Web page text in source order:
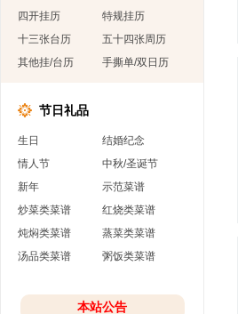
四开挂历
特规挂历
十三张台历
五十四张周历
其他挂/台历
手撕单/双日历
节日礼品
生日
结婚纪念
情人节
中秋/圣诞节
新年
示范菜谱
炒菜类菜谱
红烧类菜谱
炖焖类菜谱
蒸菜类菜谱
汤品类菜谱
粥饭类菜谱
本站公告